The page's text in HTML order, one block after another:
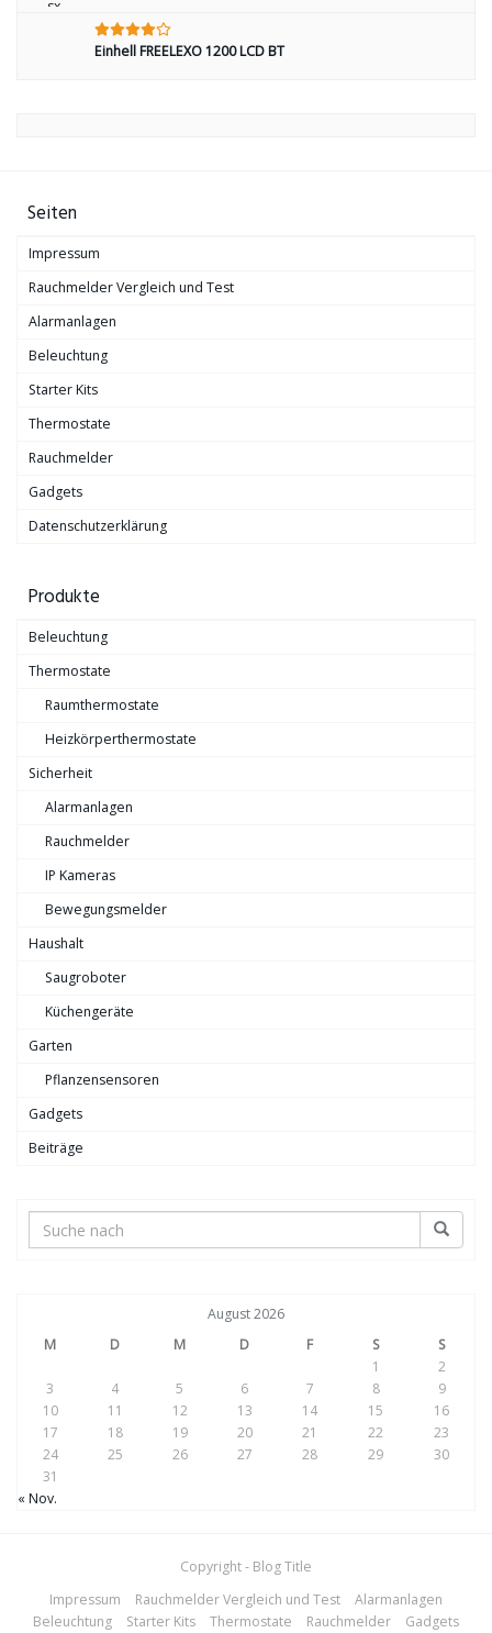
Einhell FREELEXO 1200 LCD BT
Seiten
Impressum
Rauchmelder Vergleich und Test
Alarmanlagen
Beleuchtung
Starter Kits
Thermostate
Rauchmelder
Gadgets
Datenschutzerklärung
Produkte
Beleuchtung
Thermostate
Raumthermostate
Heizkörperthermostate
Sicherheit
Alarmanlagen
Rauchmelder
IP Kameras
Bewegungsmelder
Haushalt
Saugroboter
Küchengeräte
Garten
Pflanzensensoren
Gadgets
Beiträge
August 2026
M
D M D F S
S
1
2
3
4 5 6 7 8
9
10
11 12 13 14 15
16
17
18 19 20 21 22
23
24
25 26 27 28 29
30
31
« Nov.
Copyright - Blog Title
Impressum
Rauchmelder Vergleich und Test
Alarmanlagen
Beleuchtung
Starter Kits Thermostate Rauchmelder Gadgets